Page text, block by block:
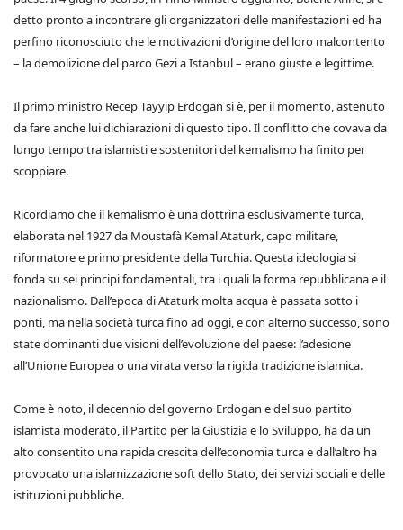
detto pronto a incontrare gli organizzatori delle manifestazioni ed ha
perfino riconosciuto che le motivazioni d’origine del loro malcontento
– la demolizione del parco Gezi a Istanbul – erano giuste e legittime.
Il primo ministro Recep Tayyip Erdogan si è, per il momento, astenuto
da fare anche lui dichiarazioni di questo tipo. Il conflitto che covava da
lungo tempo tra islamisti e sostenitori del kemalismo ha finito per
scoppiare.
Ricordiamo che il kemalismo è una dottrina esclusivamente turca,
elaborata nel 1927 da Moustafà Kemal Ataturk, capo militare,
riformatore e primo presidente della Turchia. Questa ideologia si
fonda su sei principi fondamentali, tra i quali la forma repubblicana e il
nazionalismo. Dall’epoca di Ataturk molta acqua è passata sotto i
ponti, ma nella società turca fino ad oggi, e con alterno successo, sono
state dominanti due visioni dell’evoluzione del paese: l’adesione
all’Unione Europea o una virata verso la rigida tradizione islamica.
Come è noto, il decennio del governo Erdogan e del suo partito
islamista moderato, il Partito per la Giustizia e lo Sviluppo, ha da un
alto consentito una rapida crescita dell’economia turca e dall’altro ha
provocato una islamizzazione soft dello Stato, dei servizi sociali e delle
istituzioni pubbliche.